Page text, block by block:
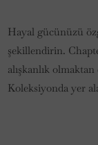
Hayal gücünüzü
şekillendirin.
alışkanlık
Koleksiyonda yer
hedeflerinize